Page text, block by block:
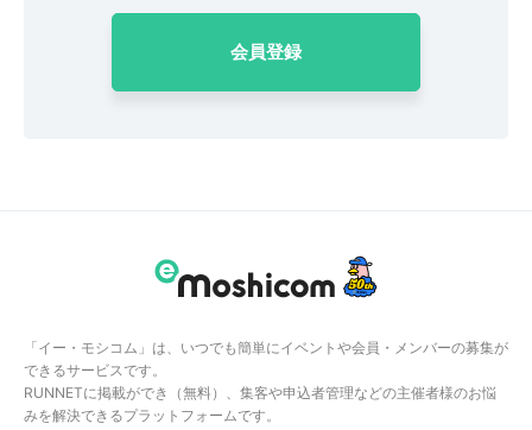
会員登録
「イー・モシコム」は、いつでも簡単にイベントや会員・メンバーの募集が
できるサービスです。
RUNNETに掲載ができ（無料）、集客や申込者管理などの主催者様のお悩
みを解決できるプラットフォームです。